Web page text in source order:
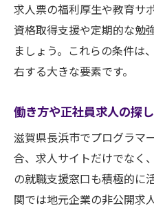
プログラマー求
長浜市で長く働
転職活動を成功に
求人票の福利厚生や教育サ
資格取得支援や定期的な勉
ましょう。これらの条件は
右する大きな要素です。
働き方や正社員求人の探
滋賀県長浜市でプログラマ
合、求人サイトだけでなく
の就職支援窓口も積極的に
関では地元企業の非公開求